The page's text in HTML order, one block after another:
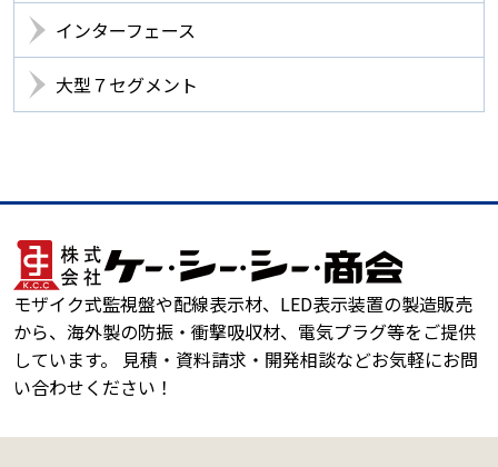
インターフェース
大型７セグメント
モザイク式監視盤や配線表示材、LED表示装置の製造販売
から、海外製の防振・衝撃吸収材、電気プラグ等をご提供
しています。 見積・資料請求・開発相談などお気軽にお問
い合わせください！